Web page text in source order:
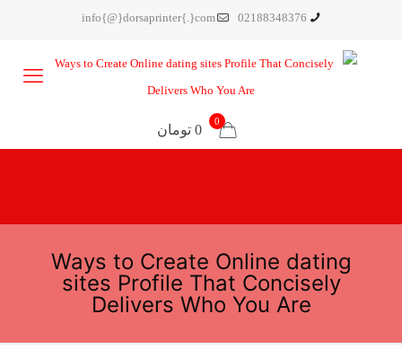
02188348376
info{@}dorsaprinter{.}com
0
0 تومان
Ways to Create Online dating
sites Profile That Concisely
Delivers Who You Are